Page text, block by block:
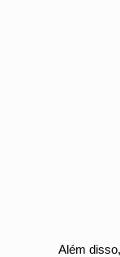
Além